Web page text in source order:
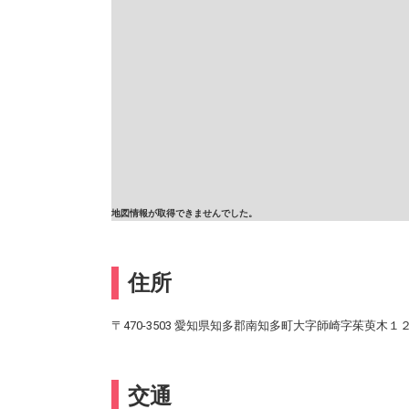
地図情報が取得できませんでした。
住所
〒470-3503 愛知県知多郡南知多町大字師崎字茱萸木１
交通